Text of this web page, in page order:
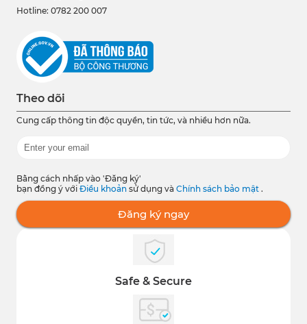
Hotline: 0782 200 007
Theo dõi
Cung cấp thông tin độc quyền, tin tức, và nhiều hơn nữa.
Bằng cách nhấp vào 'Đăng ký'
bạn đồng ý với Điều khoản sử dụng và Chính sách bảo mật .
Đăng ký ngay
Safe & Secure